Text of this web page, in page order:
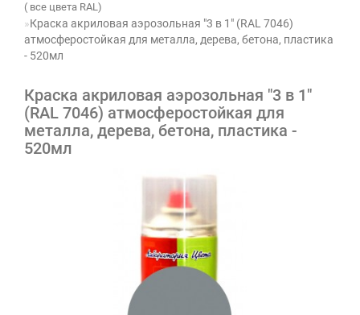
( все цвета RAL)
Краска акриловая аэрозольная "3 в 1" (RAL 7046)
атмосферостойкая для металла, дерева, бетона, пластика
- 520мл
Краска акриловая аэрозольная "3 в 1"
(RAL 7046) атмосферостойкая для
металла, дерева, бетона, пластика -
520мл